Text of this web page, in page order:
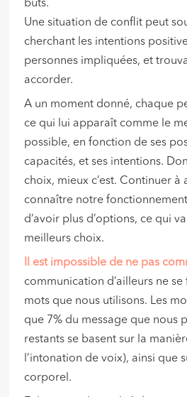
buts.
Une situation de conflit peut
cherchant les intentions
personnes impliquées, et
accorder.
A un moment donné, chaque
ce qui lui apparaît comme le
possible, en fonction de ses
capacités, et ses intentions.
choix, mieux c’est. Continuer
connaître notre
d’avoir plus d’options, ce qui
meilleurs choix.
Il est impossible de ne pas
communication d’ailleurs ne se
mots que nous utilisons. Les
que 7% du message que nous
restants se basent sur la
l’intonation de voix), ainsi que
corporel.